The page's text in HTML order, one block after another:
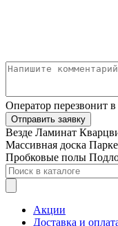
Оператор перезвонит
Отправить заявку
Везде Ламинат
Массивная доска
Пробковые полы
Акции
Доставка и